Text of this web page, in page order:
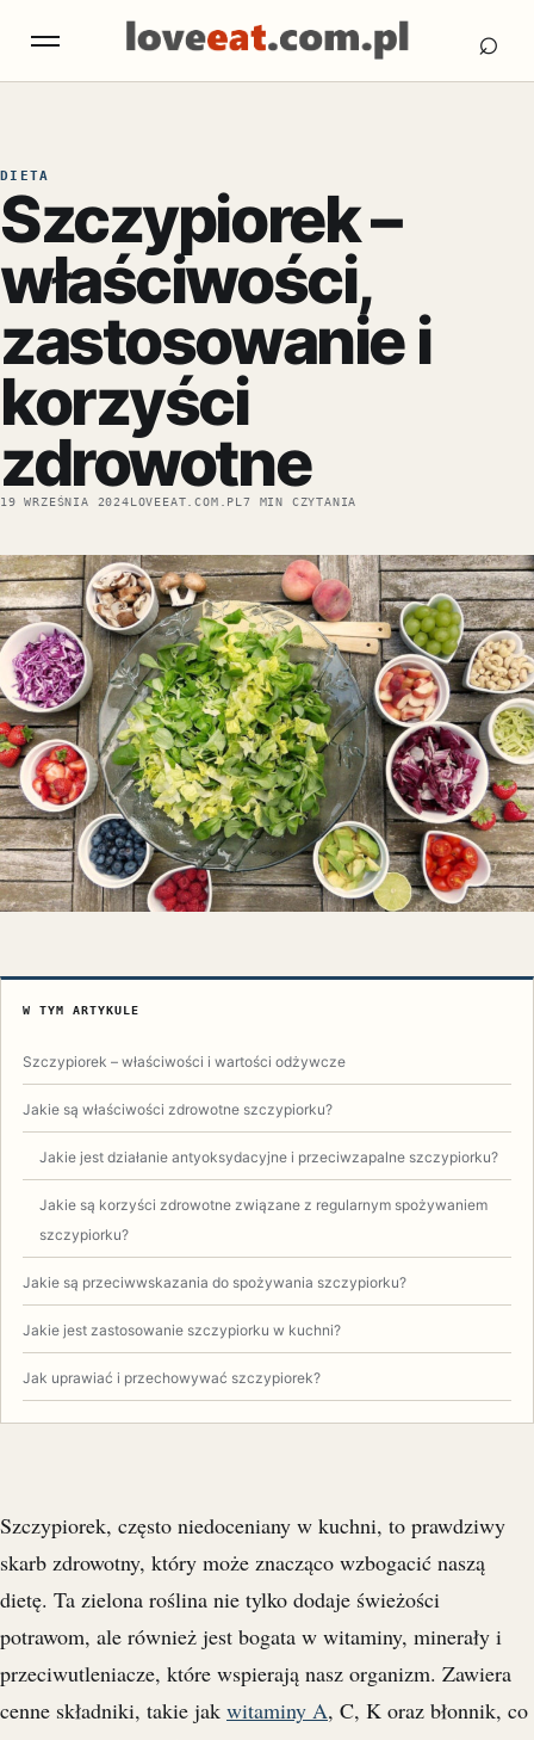
Otwórz menu ⌕
DIETA
Szczypiorek –
właściwości,
zastosowanie i
korzyści
zdrowotne
19 WRZEŚNIA 2024LOVEEAT.COM.PL7 MIN CZYTANIA
W TYM ARTYKULE
Szczypiorek – właściwości i wartości odżywcze
Jakie są właściwości zdrowotne szczypiorku?
Jakie jest działanie antyoksydacyjne i przeciwzapalne szczypiorku?
Jakie są korzyści zdrowotne związane z regularnym spożywaniem
szczypiorku?
Jakie są przeciwwskazania do spożywania szczypiorku?
Jakie jest zastosowanie szczypiorku w kuchni?
Jak uprawiać i przechowywać szczypiorek?
Szczypiorek, często niedoceniany w kuchni, to prawdziwy
skarb zdrowotny, który może znacząco wzbogacić naszą
dietę. Ta zielona roślina nie tylko dodaje świeżości
potrawom, ale również jest bogata w witaminy, minerały i
przeciwutleniacze, które wspierają nasz organizm. Zawiera
cenne składniki, takie jak witaminy A, C, K oraz błonnik, co